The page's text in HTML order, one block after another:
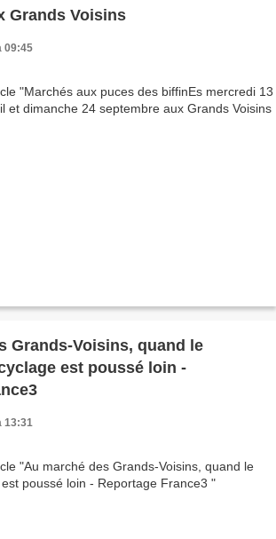
Grands Voisins
09:45
Grands-Voisins, quand le
est poussé loin -
13:31